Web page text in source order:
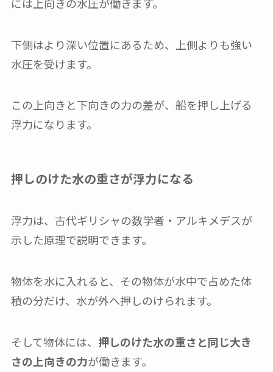
下側はより深い位置にあるため、上側よりも強い
水圧を受けます。
この上向きと下向きの力の差が、船を押し上げる
浮力になります。
押しのけた水の重さが浮力になる
浮力は、古代ギリシャの数学者・アルキメデスが
示した原理で説明できます。
物体を水に入れると、その物体が水中で占めた体
積の分だけ、水が外へ押しのけられます。
そして物体には、 押しのけた水の重さと同じ大き
さの上向きの力が働きます。